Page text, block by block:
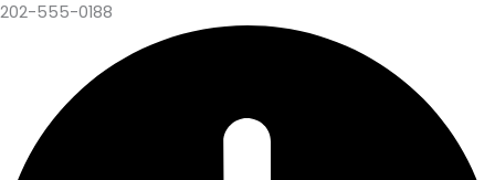
202-555-0188